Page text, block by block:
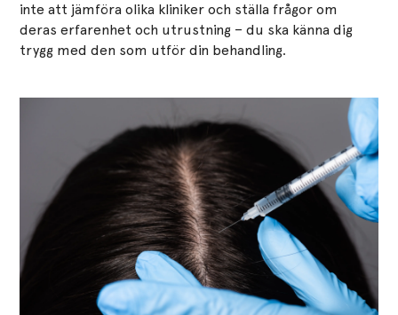
inte att jämföra olika kliniker och ställa frågor om
deras erfarenhet och utrustning – du ska känna dig
trygg med den som utför din behandling.